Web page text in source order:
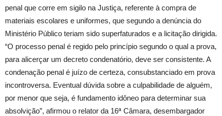
penal que corre em sigilo na Justiça, referente à compra de
materiais escolares e uniformes, que segundo a denúncia do
Ministério Público teriam sido superfaturados e a licitação dirigida.
“O processo penal é regido pelo princípio segundo o qual a prova,
para alicerçar um decreto condenatório, deve ser consistente. A
condenação penal é juízo de certeza, consubstanciado em prova
incontroversa. Eventual dúvida sobre a culpabilidade de alguém,
por menor que seja, é fundamento idôneo para determinar sua
absolvição”, afirmou o relator da 16ª Câmara, desembargador